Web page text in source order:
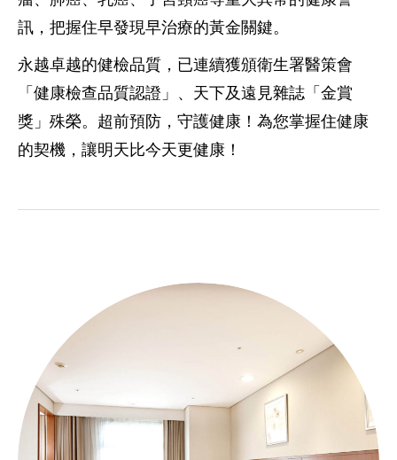
訊，把握住早發現早治療的黃金關鍵。
永越卓越的健檢品質，已連續獲頒衛生署醫策會
「健康檢查品質認證」、天下及遠見雜誌「金賞
獎」殊榮。 超前預防，守護健康！為您掌握住健康
的契機，讓明天比今天更健康！